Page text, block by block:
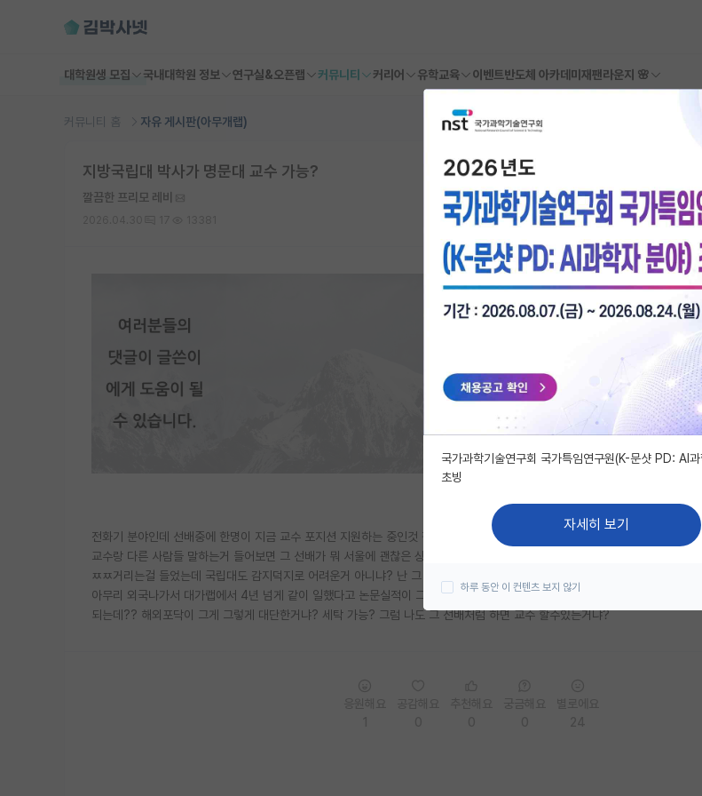
대학원생 모집 국내대학원 정보 연구실&오픈랩 커뮤니티 커리어 유학교육 이벤트반도체 아카데미 재팬라운지 🌸
커뮤니티 홈 자유 게시판(아무개랩)
지방국립대 박사가 명문대 교수 가능?
깔끔한 프리모 레비
전화기 분야인데 선배중에 한명이 지금 교수 포지션 지원하는 중인것 같던데
교수랑 다른 사람들 말하는거 들어보면 그 선배가 뭐 서울에 괜찮은 상위권 사립대 지원 안하고 지방국립대만 생각한다며
ㅉㅉ거리는걸 들었는데 국립대도 감지덕지로 어려운거 아니냐? 난 그 선배가 그래도 주제파악을 한다고 생각했는데
아무리 외국나가서 대가랩에서 4년 넘게 같이 일했다고 논문실적이 그렇게 압도적으로 많지도 않으면서 지방대 나와서 인서울
되는데?? 해외포닥이 그게 그렇게 대단한거냐? 세탁 가능? 그럼 나도 그 선배처럼 하면 교수 할수있는거냐?
국가과학기술연구회 국가특임연구원(K-문샷 PD: AI
초빙
자세히 보기
하루 동안 이 컨텐츠 보지 않기